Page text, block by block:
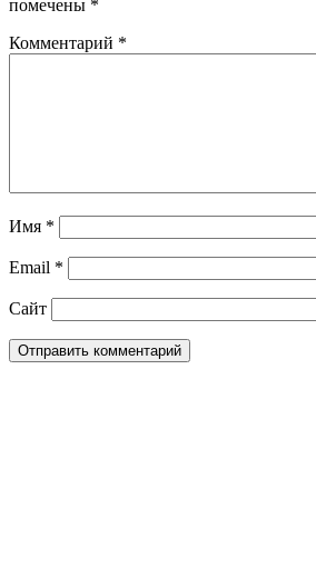
помечены *
Комментарий *
Имя *
Email *
Сайт